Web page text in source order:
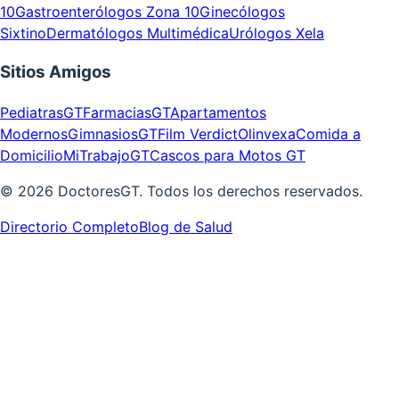
10Gastroenterólogos Zona 10Ginecólogos
SixtinoDermatólogos MultimédicaUrólogos Xela
Sitios Amigos
PediatrasGTFarmaciasGTApartamentos
ModernosGimnasiosGTFilm VerdictOlinvexaComida a
DomicilioMiTrabajoGTCascos para Motos GT
© 2026 DoctoresGT. Todos los derechos reservados.
Directorio CompletoBlog de Salud